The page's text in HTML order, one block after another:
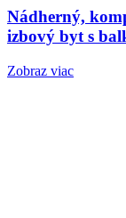
Nádherný,
izbový byt s
Zobraz viac